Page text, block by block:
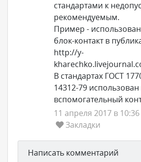
стандартами к
рекомендуемым.
Пример -
блок-контакт в
http://y-
В стандартах ГОСТ
14312-79
вспомогательный
11 апреля 2017 в 10:36
Закладки
Написать комментарий